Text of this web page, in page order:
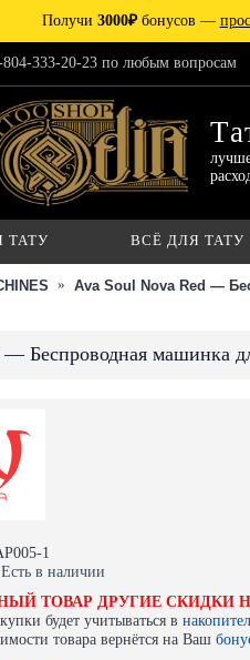
Получи 3000₽бонусов —
804-333-20-23 по любым вопросам
ТАТУ ВСЁ ДЛЯ ТАТУ
Ava Soul Nova Red —
Беспроводная машинка
1
Есть в наличии
ТОВАР ДРУГИЕ СКИДКИ
будет учитываться в
товара вернётся на Ваш